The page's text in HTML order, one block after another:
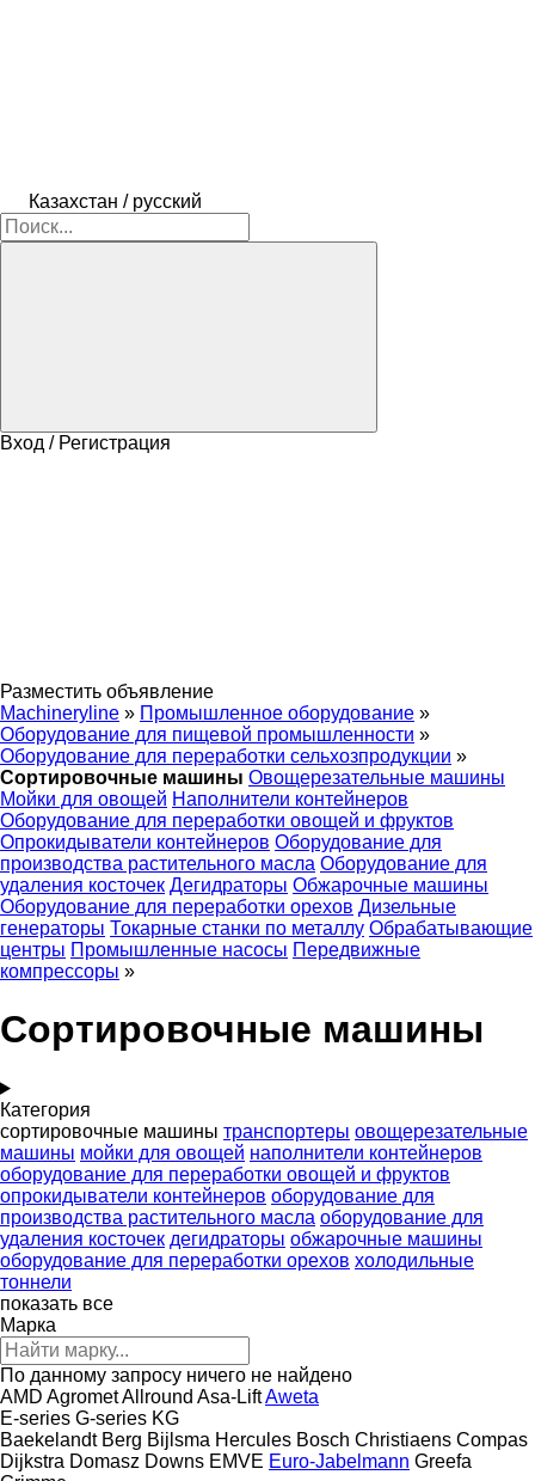
Казахстан / русский
Вход / Регистрация
Разместить объявление
Machineryline » Промышленное оборудование »
Оборудование для пищевой промышленности »
Оборудование для переработки сельхозпродукции »
Сортировочные машины Овощерезательные машины
Мойки для овощей Наполнители контейнеров
Оборудование для переработки овощей и фруктов
Опрокидыватели контейнеров Оборудование для
производства растительного масла Оборудование для
удаления косточек Дегидраторы Обжарочные машины
Оборудование для переработки орехов Дизельные
генераторы Токарные станки по металлу Обрабатывающие
центры Промышленные насосы Передвижные
компрессоры »
Сортировочные машины
Категория
сортировочные машины транспортеры овощерезательные
машины мойки для овощей наполнители контейнеров
оборудование для переработки овощей и фруктов
опрокидыватели контейнеров оборудование для
производства растительного масла оборудование для
удаления косточек дегидраторы обжарочные машины
оборудование для переработки орехов холодильные
тоннели
показать все
Марка
По данному запросу ничего не найдено
AMD AgrometAllround Asa-LiftAweta
E-series G-series KG
Baekelandt Berg Bijlsma Hercules Bosch Christiaens Compas
Dijkstra Domasz Downs EMVE Euro-Jabelmann Greefa